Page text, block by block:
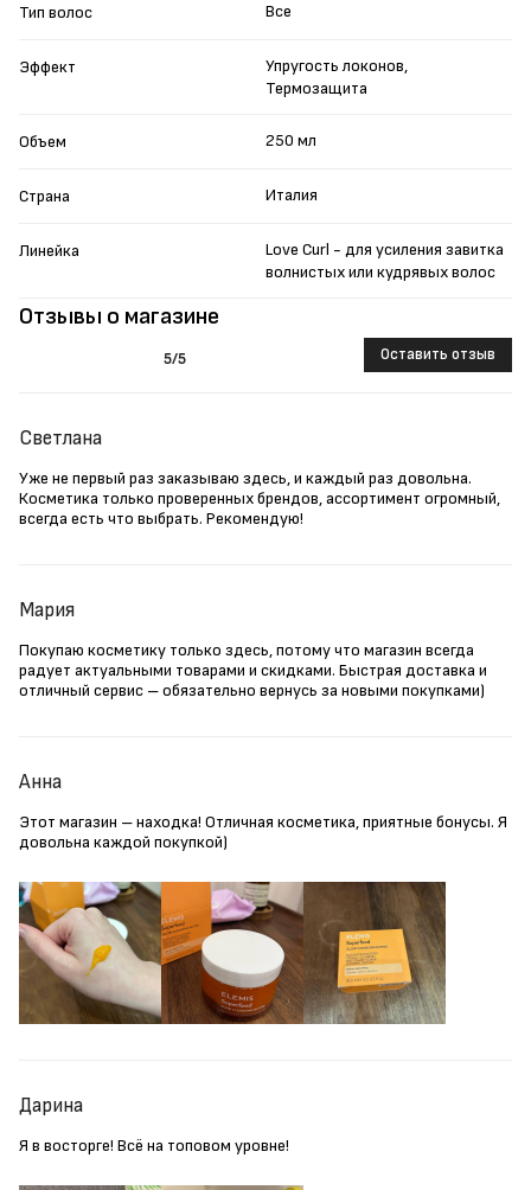
Отзывы о магазине
5/5 Оставить отзыв
Светлана
Уже не первый раз заказываю здесь, и каждый раз довольна.
Косметика только проверенных брендов, ассортимент огромный,
всегда есть что выбрать. Рекомендую!
Мария
Покупаю косметику только здесь, потому что магазин всегда
радует актуальными товарами и скидками. Быстрая доставка и
отличный сервис – обязательно вернусь за новыми покупками)
Анна
Этот магазин – находка! Отличная косметика, приятные бонусы. Я
довольна каждой покупкой)
Дарина
Я в восторге! Всё на топовом уровне!
Тип волос Все
Эффект
Упругость локонов,
Термозащита
Объем 250 мл
Страна Италия
Линейка
Love Curl - для усиления завитка
волнистых или кудрявых волос